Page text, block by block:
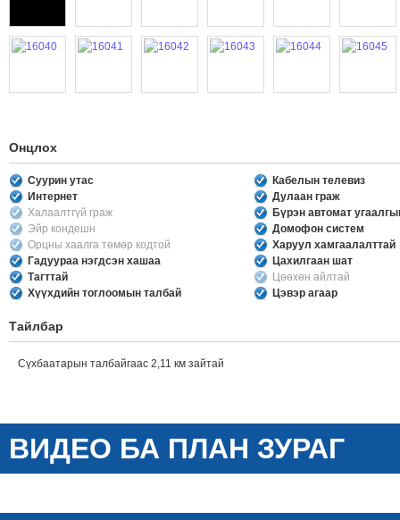
Онцлох
Суурин утас
Кабелын телевиз
Интернет
Дулаан граж
Халаалтгүй граж
Бүрэн автомат
Эйр кондешн
Домофон систем
Орцны хаалга төмөр кодтой
Харуул хамгаалалттай
Гадуураа нэгдсэн хашаа
Цахилгаан шат
Тагттай
Цөөхөн айлтай
Хүүхдийн тоглоомын талбай
Цэвэр агаар
Тайлбар
Сүхбаатарын талбайгаас 2,11 км зайтай
ВИДЕО БА ПЛАН ЗУРАГ